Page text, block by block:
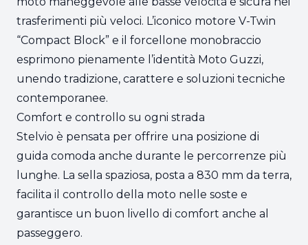
trasferimenti più veloci. L’iconico motore V-Twin
“Compact Block” e il forcellone monobraccio
esprimono pienamente l’identità Moto Guzzi,
unendo tradizione, carattere e soluzioni tecniche
contemporanee.
Comfort e controllo su ogni strada
Stelvio è pensata per offrire una posizione di
guida comoda anche durante le percorrenze più
lunghe. La sella spaziosa, posta a 830 mm da terra,
facilita il controllo della moto nelle soste e
garantisce un buon livello di comfort anche al
passeggero.